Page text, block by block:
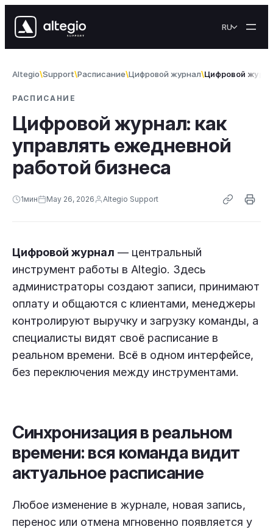
RU
Altegio Support Расписание Цифровой журнал Цифровой
РАСПИСАНИЕ
Цифровой журнал: как
управлять ежедневной
работой бизнеса
1мин May 26, 2026 Altegio Support
Цифровой журнал — центральный
инструмент работы в Altegio. Здесь
администраторы создают записи, принимают
оплату и общаются с клиентами, менеджеры
контролируют выручку и загрузку команды, а
специалисты видят своё расписание в
реальном времени. Всё в одном интерфейсе,
без переключения между инструментами.
Синхронизация в реальном
времени: вся команда видит
актуальное расписание
Любое изменение в журнале, новая запись,
перенос или отмена мгновенно появляется у